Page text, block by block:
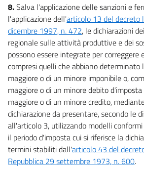
8.Salva l'applicazione delle sanzioni e
l'applicazione dell'articolo 13 del decreto
dicembre 1997, n. 472, le dichiarazioni
regionale sulle attività produttive e dei
possono essere integrate per correggere
compresi quelli che abbiano determinato
maggiore o di un minore imponibile o,
maggiore o di un minore debito
maggiore o di un minore credito,
dichiarazione da presentare, secondo le
all'articolo 3, utilizzando modelli
il periodo d'imposta cui si riferisce la
termini stabiliti dall'articolo 43 del
Repubblica 29 settembre 1973, n. 600.